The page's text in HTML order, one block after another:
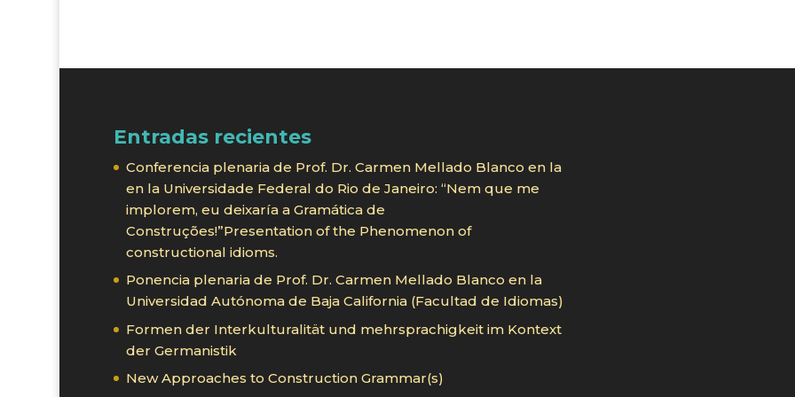
Entradas recientes
Conferencia plenaria de Prof. Dr. Carmen Mellado Blanco en la
en la Universidade Federal do Rio de Janeiro: “Nem que me
implorem, eu deixaría a Gramática de
Construções!”Presentation of the Phenomenon of
constructional idioms.
Ponencia plenaria de Prof. Dr. Carmen Mellado Blanco en la
Universidad Autónoma de Baja California (Facultad de Idiomas)
Formen der Interkulturalität und mehrsprachigkeit im Kontext
der Germanistik
New Approaches to Construction Grammar(s)